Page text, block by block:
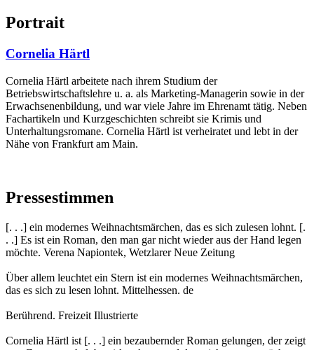
Portrait
Cornelia Härtl
Cornelia Härtl arbeitete nach ihrem Studium der
Betriebswirtschaftslehre u. a. als Marketing-Managerin sowie in der
Erwachsenenbildung, und war viele Jahre im Ehrenamt tätig. Neben
Fachartikeln und Kurzgeschichten schreibt sie Krimis und
Unterhaltungsromane. Cornelia Härtl ist verheiratet und lebt in der
Nähe von Frankfurt am Main.
Pressestimmen
[. . .] ein modernes Weihnachtsmärchen, das es sich zulesen lohnt. [.
. .] Es ist ein Roman, den man gar nicht wieder aus der Hand legen
möchte. Verena Napiontek, Wetzlarer Neue Zeitung
Über allem leuchtet ein Stern ist ein modernes Weihnachtsmärchen,
das es sich zu lesen lohnt. Mittelhessen. de
Berührend. Freizeit Illustrierte
Cornelia Härtl ist [. . .] ein bezaubernder Roman gelungen, der zeigt